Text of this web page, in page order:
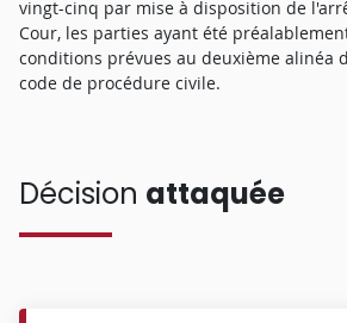
vingt-cinq par mise à disposition de
Cour, les parties ayant été
conditions prévues au deuxième alinéa
code de procédure civile.
Décision attaquée